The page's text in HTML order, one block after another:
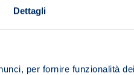
Dettagli
per fornire funzionalità